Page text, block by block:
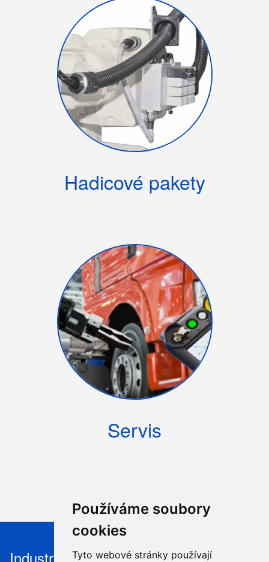
Používáme soubory
cookies
Tyto webové stránky používají
Hadicové pakety
Servis
Industry Robotics s.r.o, Nýdek 446, 739